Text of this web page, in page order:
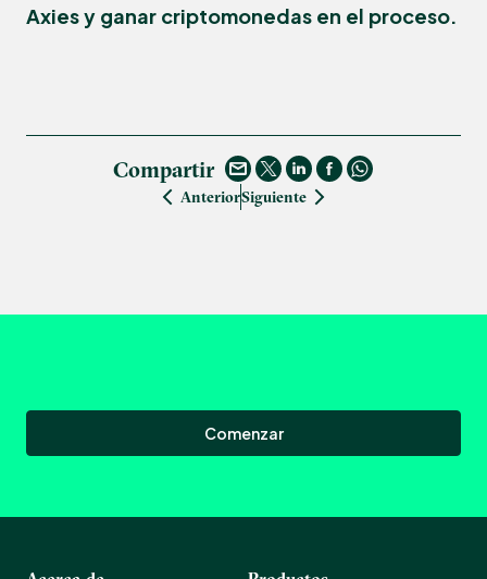
Axies y ganar criptomonedas en el proceso.
Compartir
AnteriorSiguiente
Comenzar